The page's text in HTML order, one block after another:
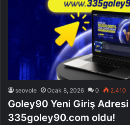
seovole Ocak 8, 2026 0 2.410
Goley90 Yeni Giriş Adresi
335goley90.com oldu!